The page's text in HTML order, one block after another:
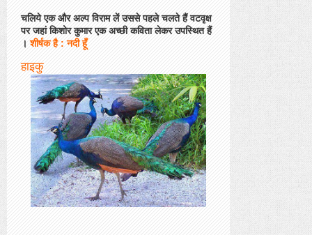
चलिये एक और अल्प विराम लें उससे पहले चलते हैं वटवृक्ष
पर जहां किशोर कुमार एक अच्छी कविता लेकर उपस्थित हैं
।शीर्षक है : नदी हूँ
हाइकु